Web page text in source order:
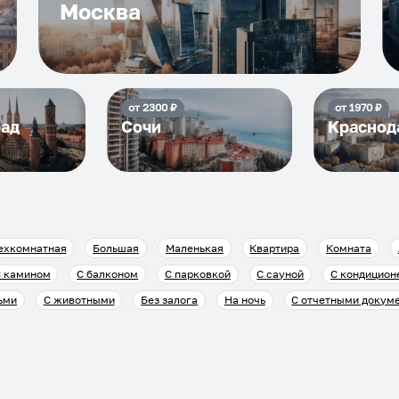
Москва
от 2300₽
Сочи
от 1970₽
Большая Маленькая Квартира Комната
камином С балконом С парковкой С сауной
С
С животными Без залога На ночь С отчетными